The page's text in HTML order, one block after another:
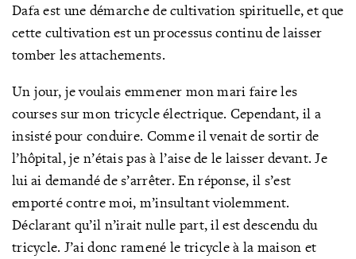
Dafa est une démarche de cultivation spirituelle, et que
cette cultivation est un processus continu de laisser
tomber les attachements.
Un jour, je voulais emmener mon mari faire les
courses sur mon tricycle électrique. Cependant, il a
insisté pour conduire. Comme il venait de sortir de
l’hôpital, je n’étais pas à l’aise de le laisser devant. Je
lui ai demandé de s’arrêter. En réponse, il s’est
emporté contre moi, m’insultant violemment.
Déclarant qu’il n’irait nulle part, il est descendu du
tricycle. J’ai donc ramené le tricycle à la maison et